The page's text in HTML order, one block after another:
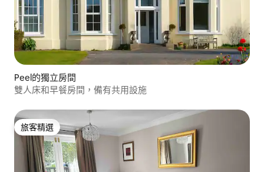
Peel的獨立房間
雙人床和早餐房間，備有共用設施
旅客精選
旅客精選